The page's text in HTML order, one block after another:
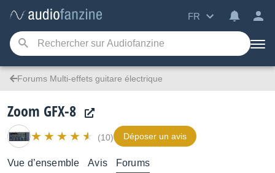
FR
Forums Multi-effets guitare électrique
Zoom GFX-8
(10) Déposer un avis
Vue d’ensemble Avis Forums